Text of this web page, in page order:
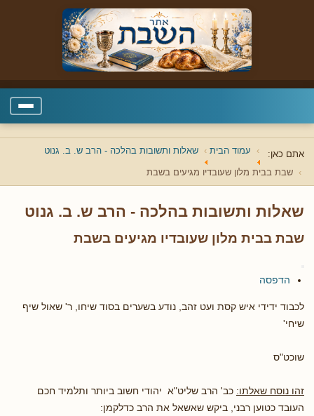
אתם כאן: עמוד הבית שאלות ותשובות בהלכה - הרב ש. ב. גנוט
שבת בבית מלון שעובדיו מגיעים בשבת
שאלות ותשובות בהלכה - הרב ש. ב. גנוט
שבת בבית מלון שעובדיו מגיעים בשבת
הדפסה
לכבוד ידידי איש קסת ועט זהב, נודע בשערים בסוד שיחו, ר' שאול שיף
שיחי'
שוכט"ס
זהו נוסח שאלתו: כב' הרב שליט"א יהודי חשוב ביותר ותלמיד חכם
העובד כטוען רבני, ביקש שאשאל את הרב כדלקמן: